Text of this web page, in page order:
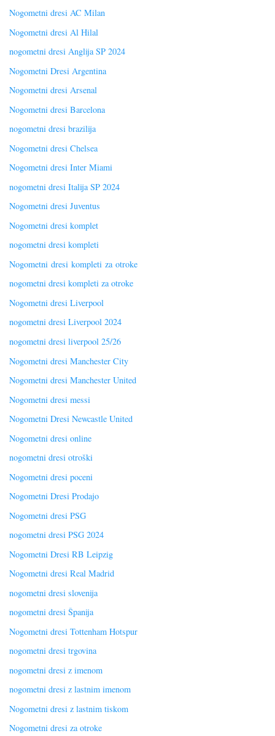
Nogometni dresi AC Milan
Nogometni dresi Al Hilal
nogometni dresi Anglija SP 2024
Nogometni Dresi Argentina
Nogometni dresi Arsenal
Nogometni dresi Barcelona
nogometni dresi brazilija
Nogometni dresi Chelsea
Nogometni dresi Inter Miami
nogometni dresi Italija SP 2024
Nogometni dresi Juventus
Nogometni dresi komplet
nogometni dresi kompleti
Nogometni dresi kompleti za otroke
nogometni dresi kompleti za otroke
Nogometni dresi Liverpool
nogometni dresi Liverpool 2024
nogometni dresi liverpool 25/26
Nogometni dresi Manchester City
Nogometni dresi Manchester United
Nogometni dresi messi
Nogometni Dresi Newcastle United
Nogometni dresi online
nogometni dresi otroški
Nogometni dresi poceni
Nogometni Dresi Prodajo
Nogometni dresi PSG
nogometni dresi PSG 2024
Nogometni Dresi RB Leipzig
Nogometni dresi Real Madrid
nogometni dresi slovenija
nogometni dresi Španija
Nogometni dresi Tottenham Hotspur
nogometni dresi trgovina
nogometni dresi z imenom
nogometni dresi z lastnim imenom
Nogometni dresi z lastnim tiskom
Nogometni dresi za otroke